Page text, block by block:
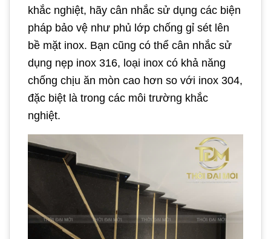
khắc nghiệt, hãy cân nhắc sử dụng các biện
pháp bảo vệ như phủ lớp chống gỉ sét lên
bề mặt inox. Bạn cũng có thể cân nhắc sử
dụng nẹp inox 316, loại inox có khả năng
chống chịu ăn mòn cao hơn so với inox 304,
đặc biệt là trong các môi trường khắc
nghiệt.